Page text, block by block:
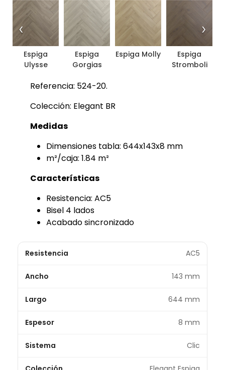
Espiga
Ulysse
Espiga
Gorgias
Espiga Molly
Espiga
Stromboli
‹ ›
Referencia: 524-20.
Colección: Elegant BR
Medidas
Dimensiones tabla: 644x143x8 mm
m²/caja: 1.84 m²
Características
Resistencia: AC5
Bisel 4 lados
Acabado sincronizado
Resistencia AC5
Ancho 143 mm
Largo 644 mm
Espesor 8 mm
Sistema Clic